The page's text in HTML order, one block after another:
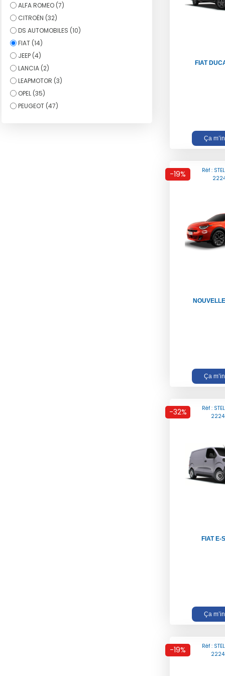
ALFA ROMEO (7)
CITROËN (32)
DS AUTOMOBILES (10)
FIAT (14)
JEEP (4)
LANCIA (2)
LEAPMOTOR (3)
OPEL (35)
PEUGEOT (47)
FIAT
Ça
-19%
Réf :
Ça
-32%
Réf :
FIAT E-
Ça
-19%
Réf :